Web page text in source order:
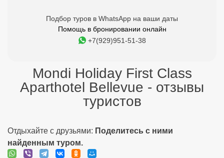
Подбор туров в WhatsApp на ваши даты
Помощь в бронировании онлайн
+7(929)951-51-38
Mondi Holiday First Class
Aparthotel Bellevue - отзывы
туристов
Отдыхайте с друзьями: Поделитесь с ними
найденным туром.